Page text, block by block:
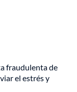
fraudulenta de
el estrés y